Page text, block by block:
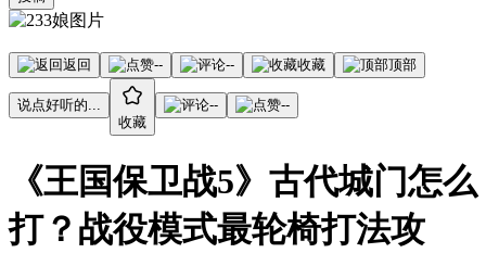
返回 -- -- 收藏 顶部
说点好听的...
收藏
-- --
《王国保卫战5》古代城门怎么
打？战役模式最轮椅打法攻